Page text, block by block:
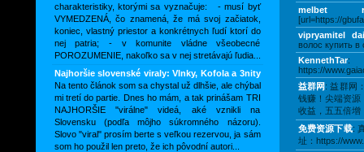
charakteristiky, ktorými sa vyznačuje: - musí byť
VYMEDZENÁ, čo znamená, že má svoj začiatok,
koniec, vlastný priestor a konkrétnych ľudí ktorí do
nej patria; - v komunite vládne všeobecné
POROZUMENIE, nakoľko sa v nej stretávajú ľudia...
Najhoršie slovenské viraly: Vlnky, Kofola a 3nity
Na tento článok som sa chystal už dlhšie, ale chýbal
mi tretí do partie. Dnes ho mám, a tak prinášam TRI
NAJHORŠIE "virálne" videá, aké vznikli na
Slovensku (podľa môjho súkromného názoru).
Slovo "viral" prosím berte s veľkou rezervou, ja sám
som ho použil len preto, že ich pôvodní autori...
melbet
[url=https://
vipryamitel
волос купить
KennethTar:
https://
益群网 : 益群网
钱赚！尖端资源
收益，五五倍增
免费资源下载:
址：https://